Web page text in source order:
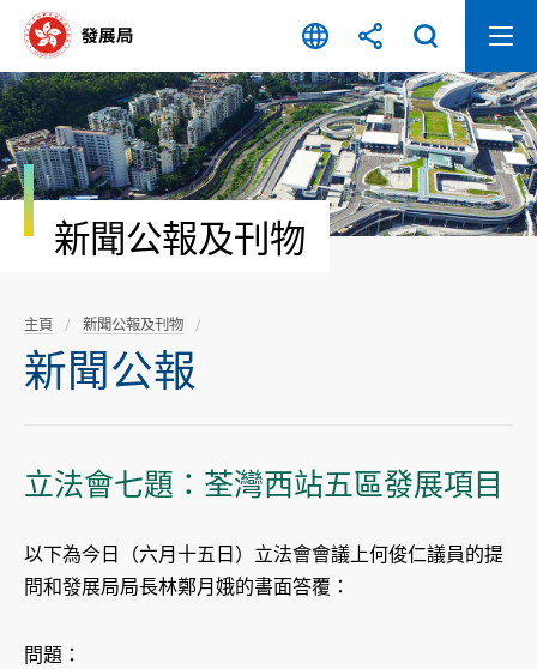
容
開
始
新聞公報及刊物
主頁 新聞公報及刊物
新聞公報
立法會七題：荃灣西站五區發展項目
以下為今日（六月十五日）立法會會議上何俊仁議員的提
問和發展局局長林鄭月娥的書面答覆：
問題：